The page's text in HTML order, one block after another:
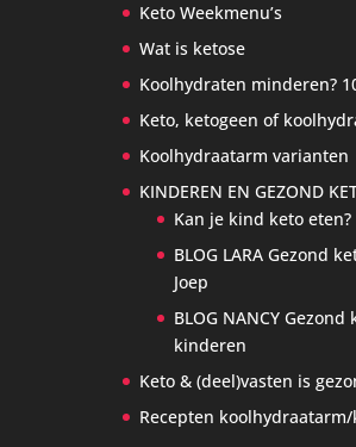
Keto Weekmenu’s
Wat is ketose
Koolhydraten minderen?
Keto, ketogeen of
Koolhydraatarm varianten
KINDEREN EN GEZOND
Kan je kind keto eten?
BLOG LARA Gezond
Joep
BLOG NANCY
kinderen
Keto & (deel)vasten is
Recepten